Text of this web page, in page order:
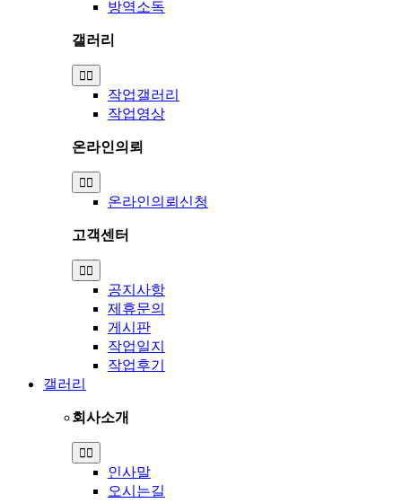
방역소독
갤러리
Toggle
Navigation
작업갤러리
작업영상
온라인의뢰
Toggle
Navigation
온라인의뢰신청
고객센터
Toggle
Navigation
공지사항
제휴문의
게시판
작업일지
작업후기
갤러리
회사소개
Toggle
Navigation
인사말
오시는길